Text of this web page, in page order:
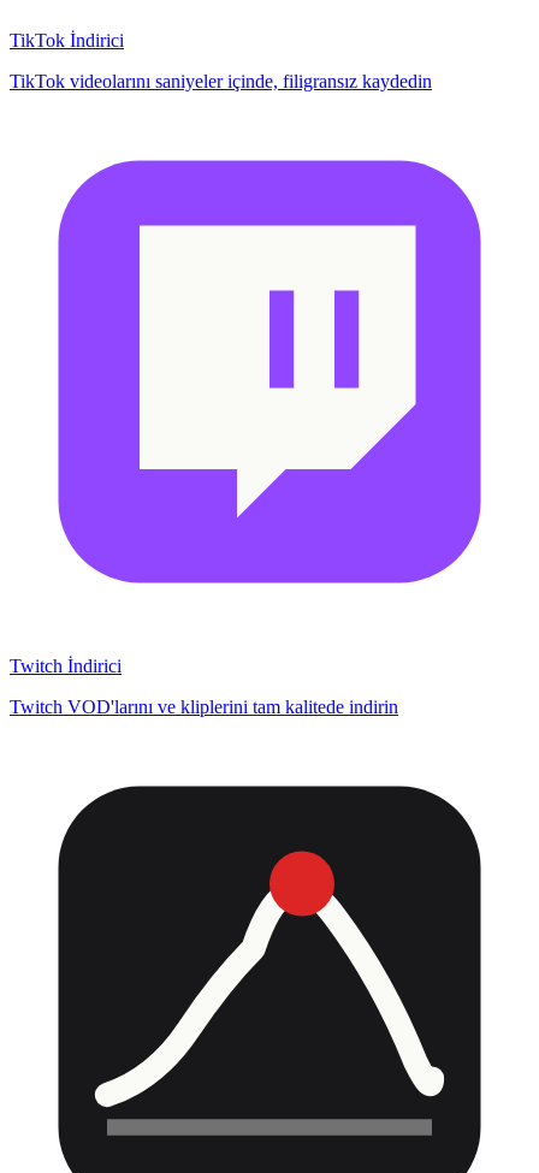
TikTok İndirici
TikTok videolarını saniyeler içinde, filigransız kaydedin
Twitch İndirici
Twitch VOD'larını ve kliplerini tam kalitede indirin